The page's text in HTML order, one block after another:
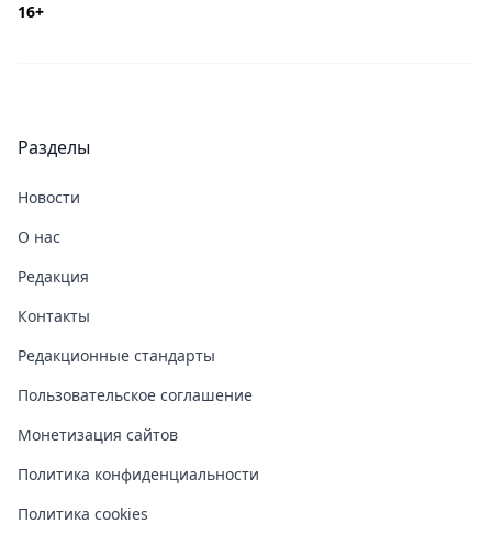
16+
Разделы
Новости
О нас
Редакция
Контакты
Редакционные стандарты
Пользовательское соглашение
Монетизация сайтов
Политика конфиденциальности
Политика cookies